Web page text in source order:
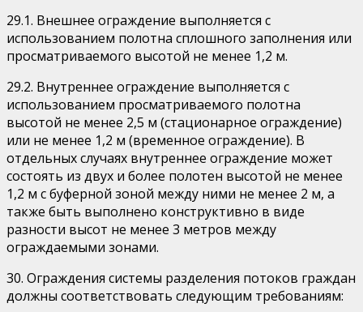
29.1. Внешнее ограждение выполняется с
использованием полотна сплошного заполнения или
просматриваемого высотой не менее 1,2 м.
29.2. Внутреннее ограждение выполняется с
использованием просматриваемого полотна
высотой не менее 2,5 м (стационарное ограждение)
или не менее 1,2 м (временное ограждение). В
отдельных случаях внутреннее ограждение может
состоять из двух и более полотен высотой не менее
1,2 м с буферной зоной между ними не менее 2 м, а
также быть выполнено конструктивно в виде
разности высот не менее 3 метров между
ограждаемыми зонами.
30. Ограждения системы разделения потоков граждан
должны соответствовать следующим требованиям: